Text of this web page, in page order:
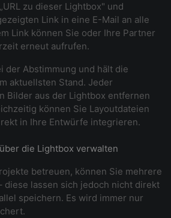
zu dieser Lightbox" und
Link in eine E-Mail an alle
Link können Sie oder Ihre Partner
erneut aufrufen.
der Abstimmung und hält die
aktuellsten Stand. Jeder
Bilder aus der Lightbox entfernen
können Sie Layoutdateien
in Ihre Entwürfe integrieren.
die Lightbox verwalten
betreuen, können Sie mehrere
diese lassen sich jedoch nicht direkt
speichern. Es wird immer nur